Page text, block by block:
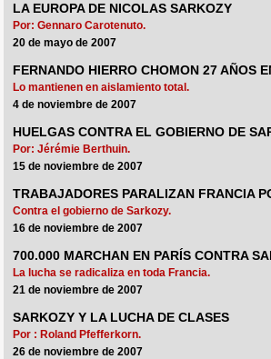
LA EUROPA DE NICOLAS SARKOZY
Por: Gennaro Carotenuto.
20 de mayo de 2007
FERNANDO HIERRO CHOMON 27 AÑOS
Lo mantienen en aislamiento total.
4 de noviembre de 2007
HUELGAS CONTRA EL GOBIERNO DE
Por: Jérémie Berthuin.
15 de noviembre de 2007
TRABAJADORES PARALIZAN FRANCIA
Contra el gobierno de Sarkozy.
16 de noviembre de 2007
700.000 MARCHAN EN PARÍS CONTRA
La lucha se radicaliza en toda Francia.
21 de noviembre de 2007
SARKOZY Y LA LUCHA DE CLASES
Por : Roland Pfefferkorn.
26 de noviembre de 2007